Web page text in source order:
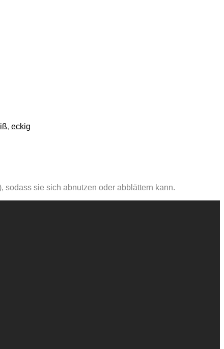
, eckig
sie sich abnutzen oder abblättern kann.